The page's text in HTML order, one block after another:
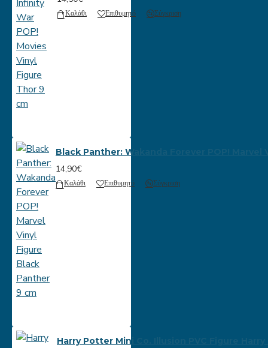
Καλάθι Επιθυμητό Σύγκριση
Black Panther: Wakanda Forever POP!
14,90€
Καλάθι Επιθυμητό Σύγκριση
Harry Potter Mini Co. Illusion PVC Figure